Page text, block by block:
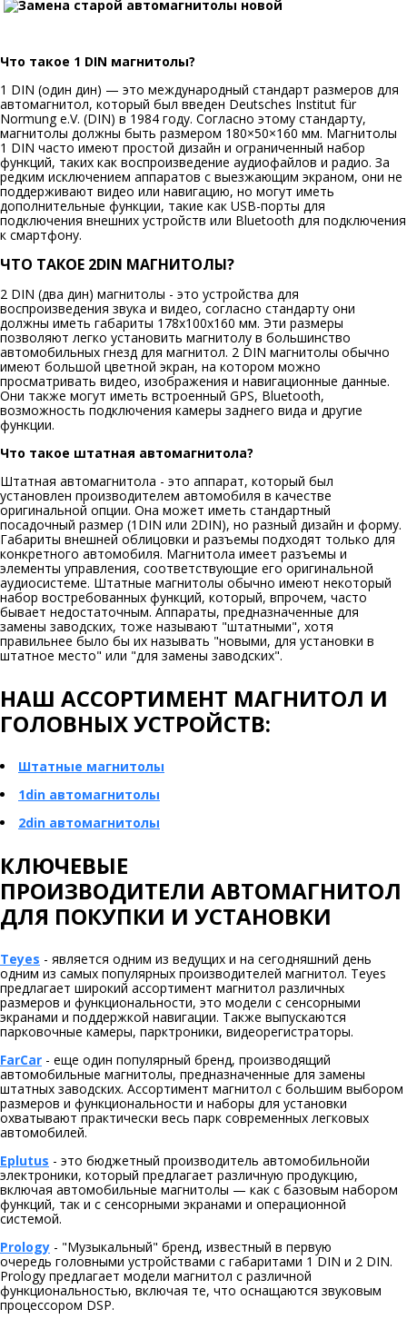
Что такое 1 DIN магнитолы?
1 DIN (один дин) — это международный стандарт размеров для
автомагнитол, который был введен Deutsches Institut für
Normung e.V. (DIN) в 1984 году. Согласно этому стандарту,
магнитолы должны быть размером 180×50×160 мм. Магнитолы
1 DIN часто имеют простой дизайн и ограниченный набор
функций, таких как воспроизведение аудиофайлов и радио. За
редким исключением аппаратов с выезжающим экраном, они не
поддерживают видео или навигацию, но могут иметь
дополнительные функции, такие как USB-порты для
подключения внешних устройств или Bluetooth для подключения
к смартфону.
ЧТО ТАКОЕ 2DIN МАГНИТОЛЫ?
2 DIN (два дин) магнитолы - это устройства для
воспроизведения звука и видео, согласно стандарту они
должны иметь габариты 178х100х160 мм. Эти размеры
позволяют легко установить магнитолу в большинство
автомобильных гнезд для магнитол. 2 DIN магнитолы обычно
имеют большой цветной экран, на котором можно
просматривать видео, изображения и навигационные данные.
Они также могут иметь встроенный GPS, Bluetooth,
возможность подключения камеры заднего вида и другие
функции.
Что такое штатная автомагнитола?
Штатная автомагнитола - это аппарат, который был
установлен производителем автомобиля в качестве
оригинальной опции. Она может иметь стандартный
посадочный размер (1DIN или 2DIN), но разный дизайн и форму.
Габариты внешней облицовки и разъемы подходят только для
конкретного автомобиля. Магнитола имеет разъемы и
элементы управления, соответствующие его оригинальной
аудиосистеме. Штатные магнитолы обычно имеют некоторый
набор востребованных функций, который, впрочем, часто
бывает недостаточным. Аппараты, предназначенные для
замены заводских, тоже называют "штатными", хотя
правильнее было бы их называть "новыми, для установки в
штатное место" или "для замены заводских".
НАШ АССОРТИМЕНТ МАГНИТОЛ И
ГОЛОВНЫХ УСТРОЙСТВ:
Штатные магнитолы
1din автомагнитолы
2din автомагнитолы
КЛЮЧЕВЫЕ
ПРОИЗВОДИТЕЛИ АВТОМАГНИТОЛ
ДЛЯ ПОКУПКИ И УСТАНОВКИ
Teyes - является одним из ведущих и на сегодняшний день
одним из самых популярных производителей магнитол. Teyes
предлагает широкий ассортимент магнитол различных
размеров и функциональности, это модели с сенсорными
экранами и поддержкой навигации. Также выпускаются
парковочные камеры, парктроники, видеорегистраторы.
FarCar - еще один популярный бренд, производящий
автомобильные магнитолы, предназначенные для замены
штатных заводских. Ассортимент магнитол с большим выбором
размеров и функциональности и наборы для установки
охватывают практически весь парк современных легковых
автомобилей.
Eplutus - это бюджетный производитель автомобильнойи
электроники, который предлагает различную продукцию,
включая автомобильные магнитолы — как с базовым набором
функций, так и с сенсорными экранами и операционной
системой.
Prology - "Музыкальный" бренд, известный в первую
очередь головными устройствами с габаритами 1 DIN и 2 DIN.
Prology предлагает модели магнитол с различной
функциональностью, включая те, что оснащаются звуковым
процессором DSP.